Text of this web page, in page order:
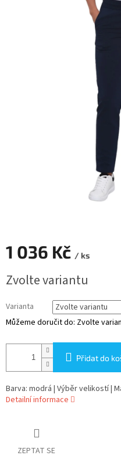
1 036 Kč / ks
cena:
Zvolte variantu
Varianta
Můžeme doručit do: Zvolte
Přidat do
Barva: modrá | Výběr velikostí |
Detailní informace
ZEPTAT SE